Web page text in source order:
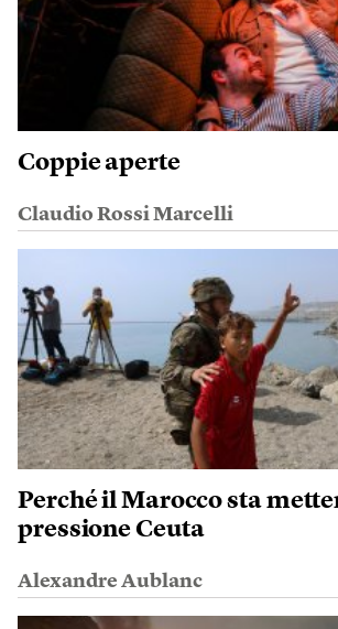
Coppie aperte
Claudio Rossi Marcelli
Perché il Marocco sta
pressione Ceuta
Alexandre Aublanc